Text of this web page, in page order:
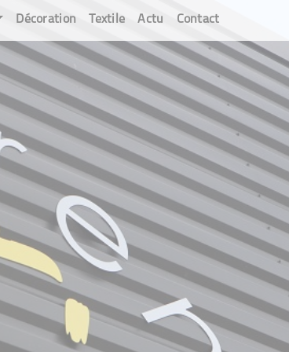
Décoration Textile Actu Contact